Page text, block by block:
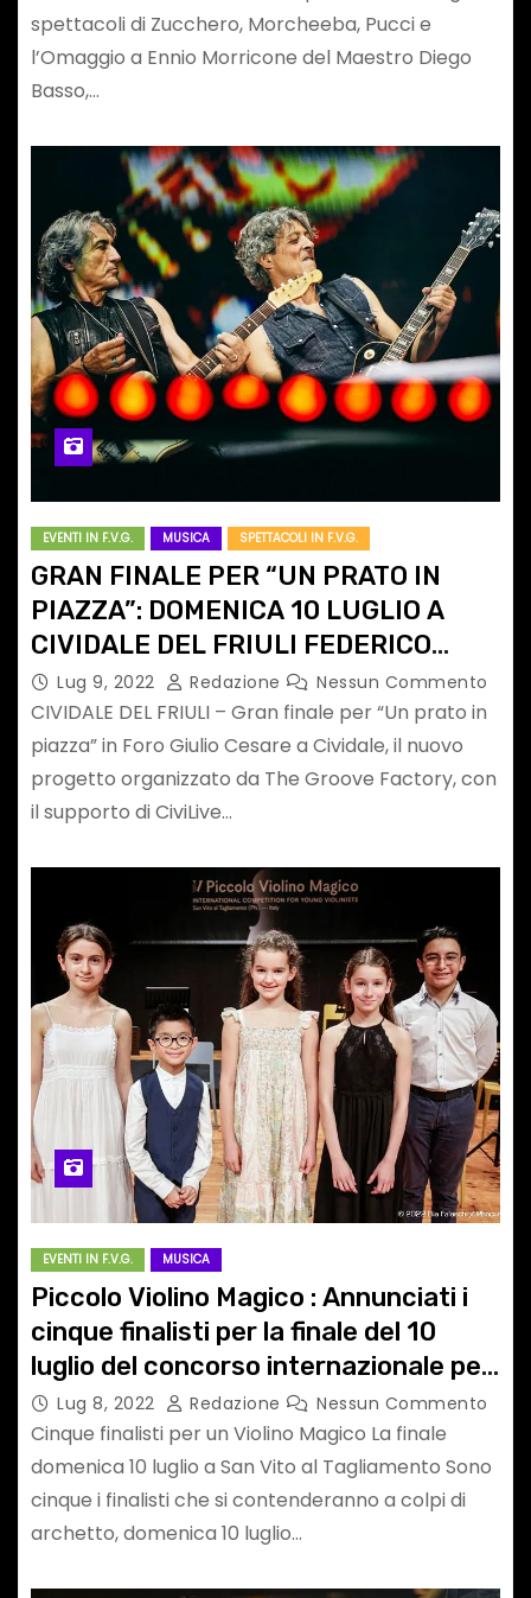
spettacoli di Zucchero, Morcheeba, Pucci e
l’Omaggio a Ennio Morricone del Maestro Diego
Basso,…
EVENTI IN F.V.G. MUSICA SPETTACOLI IN F.V.G.
GRAN FINALE PER “UN PRATO IN
PIAZZA”: DOMENICA 10 LUGLIO A
CIVIDALE DEL FRIULI FEDERICO
POGGIPOLLINI in CONCERTO
Lug 9, 2022 Redazione Nessun Commento
CIVIDALE DEL FRIULI – Gran finale per “Un prato in
piazza” in Foro Giulio Cesare a Cividale, il nuovo
progetto organizzato da The Groove Factory, con
il supporto di CiviLive…
EVENTI IN F.V.G. MUSICA
Piccolo Violino Magico : Annunciati i
cinque finalisti per la finale del 10
luglio del concorso internazionale per
prodigi del violino dai 9 ai 13 anni da
tutto il mondo a San Vito al
Tagliamento
Lug 8, 2022 Redazione Nessun Commento
Cinque finalisti per un Violino Magico La finale
domenica 10 luglio a San Vito al Tagliamento Sono
cinque i finalisti che si contenderanno a colpi di
archetto, domenica 10 luglio…